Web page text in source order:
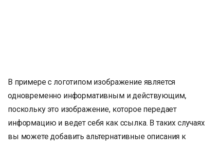
В примере с логотипом изображение является
одновременно информативным и действующим,
поскольку это изображение, которое передает
информацию и ведет себя как ссылка. В таких случаях
вы можете добавить альтернативные описания к